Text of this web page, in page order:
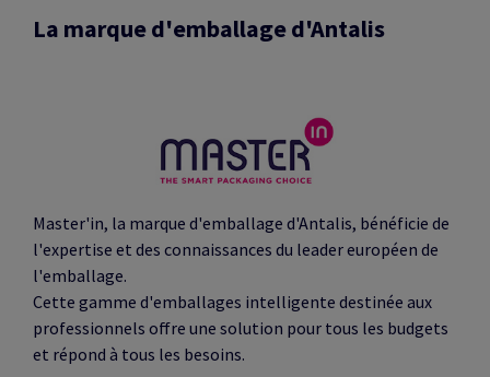
La marque d'emballage d'Antalis
Master'in, la marque d'emballage d'Antalis, bénéficie de
l'expertise et des connaissances du leader européen de
l'emballage.
Cette gamme d'emballages intelligente destinée aux
professionnels offre une solution pour tous les budgets
et répond à tous les besoins.